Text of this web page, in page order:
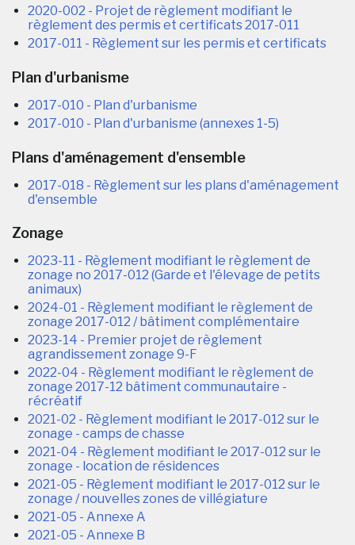
2020-002 - Projet de règlement modifiant le
règlement des permis et certificats 2017-011
2017-011 - Règlement sur les permis et certificats
Plan d'urbanisme
2017-010 - Plan d'urbanisme
2017-010 - Plan d'urbanisme (annexes 1-5)
Plans d'aménagement d'ensemble
2017-018 - Règlement sur les plans d'aménagement
d'ensemble
Zonage
2023-11 - Règlement modifiant le règlement de
zonage no 2017-012 (Garde et l'élevage de petits
animaux)
2024-01 - Règlement modifiant le règlement de
zonage 2017-012 / bâtiment complémentaire
2023-14 - Premier projet de règlement
agrandissement zonage 9-F
2022-04 - Règlement modifiant le règlement de
zonage 2017-12 bâtiment communautaire -
récréatif
2021-02 - Règlement modifiant le 2017-012 sur le
zonage - camps de chasse
2021-04 - Règlement modifiant le 2017-012 sur le
zonage - location de résidences
2021-05 - Règlement modifiant le 2017-012 sur le
zonage / nouvelles zones de villégiature
2021-05 - Annexe A
2021-05 - Annexe B